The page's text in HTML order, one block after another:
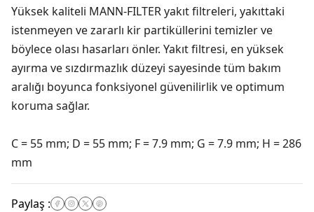
Yüksek kaliteli MANN-FILTER yakıt filtreleri, yakıttaki
istenmeyen ve zararlı kir partiküllerini temizler ve
böylece olası hasarları önler. Yakıt filtresi, en yüksek
ayırma ve sızdırmazlık düzeyi sayesinde tüm bakım
aralığı boyunca fonksiyonel güvenilirlik ve optimum
koruma sağlar.
C = 55 mm; D = 55 mm; F = 7.9 mm; G = 7.9 mm; H = 286
mm
Paylaş :